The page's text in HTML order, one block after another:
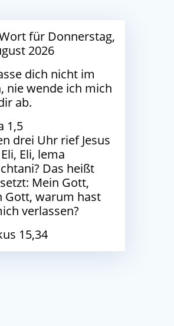
für Donnerstag,
2026
dich nicht im
nie wende ich mich
ab.
1,5
drei Uhr rief Jesus
Eli, lema
Das heißt
Mein Gott,
Gott, warum hast
verlassen?
15,34